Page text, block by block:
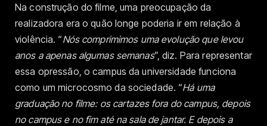
Na construção do filme, uma preocupação da
realizadora era o quão longe poderia ir em relação à
violência. “Nós comprimimos uma evolução que levou
anos a apenas algumas semanas”, diz. Para representar
essa opressão, o campus da universidade funciona
como um microcosmo da sociedade. “Há uma
graduação no filme: os cartazes fora do campus, depois
no campus e no fim até na sala de jantar. E depois a